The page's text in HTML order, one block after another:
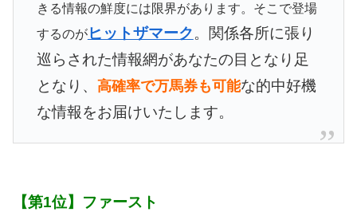
きる情報の鮮度には限界があります。そこで登場
するのがヒットザマーク。関係各所に張り
巡らされた情報網があなたの目となり足
となり、 高確率で万馬券も可能な的中好機
な情報をお届けいたします。
【第1位】ファースト